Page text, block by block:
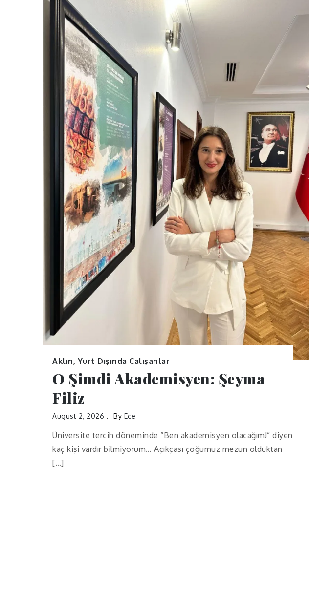
Aklın, Yurt Dışında Çalışanlar
O Şimdi Akademisyen: Şeyma
Filiz
August 2, 2026 By Ece
Üniversite tercih döneminde “Ben akademisyen olacağım!” diyen
kaç kişi vardır bilmiyorum… Açıkçası çoğumuz mezun olduktan
[…]